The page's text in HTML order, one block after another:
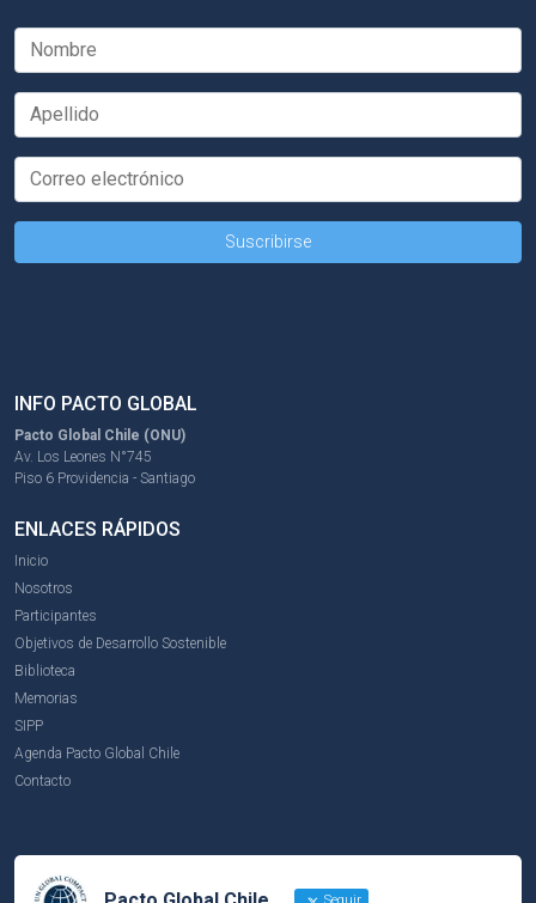
INFO PACTO GLOBAL
Pacto Global Chile (ONU)
Av. Los Leones N°745
Piso 6 Providencia - Santiago
ENLACES RÁPIDOS
Inicio
Nosotros
Participantes
Objetivos de Desarrollo Sostenible
Biblioteca
Memorias
SIPP
Agenda Pacto Global Chile
Contacto
Seguir